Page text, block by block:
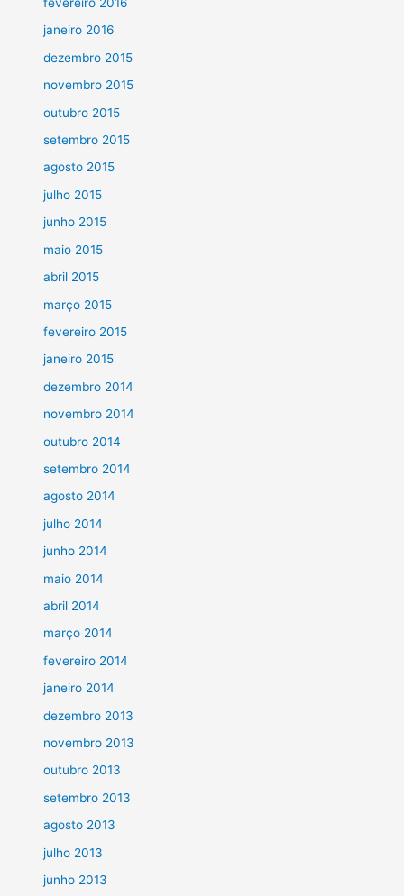
janeiro 2016
dezembro 2015
novembro 2015
outubro 2015
setembro 2015
agosto 2015
julho 2015
junho 2015
maio 2015
abril 2015
março 2015
fevereiro 2015
janeiro 2015
dezembro 2014
novembro 2014
outubro 2014
setembro 2014
agosto 2014
julho 2014
junho 2014
maio 2014
abril 2014
março 2014
fevereiro 2014
janeiro 2014
dezembro 2013
novembro 2013
outubro 2013
setembro 2013
agosto 2013
julho 2013
junho 2013